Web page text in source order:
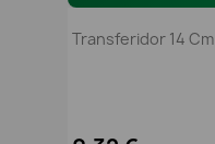
Transferidor 14